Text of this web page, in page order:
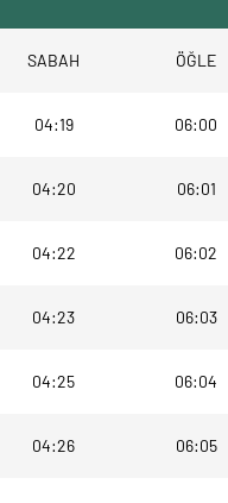
SABAH ÖĞLE
04:19 06:00
04:20 06:01
04:22 06:02
04:23 06:03
04:25 06:04
04:26 06:05